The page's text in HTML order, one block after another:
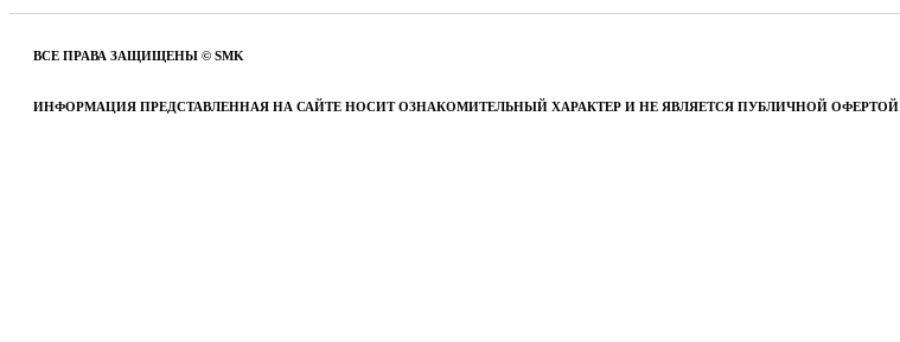
ВСЕ ПРАВА ЗАЩИЩЕНЫ © SMK
ИНФОРМАЦИЯ ПРЕДСТАВЛЕННАЯ НА САЙТЕ НОСИТ ОЗНАКОМИТЕЛЬНЫЙ ХАРАКТЕР И НЕ ЯВЛЯЕТСЯ ПУБЛИЧНОЙ ОФЕРТОЙ